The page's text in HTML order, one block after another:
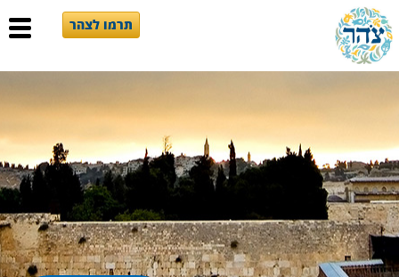
תרמו לצהר